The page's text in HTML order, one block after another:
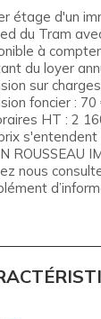
étage d'un
du Tram
à
du loyer
sur
foncier : 70
HT : 2
s'entendent
ROUSSEAU
nous